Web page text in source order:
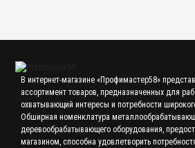
В интернет-магазине «Профимастер58»
ассортимент товаров, предназначенных для
охватывающий интересы и потребности
Обширная номенклатура
деревообрабатывающего оборудования,
магазином, способна удовлетворить